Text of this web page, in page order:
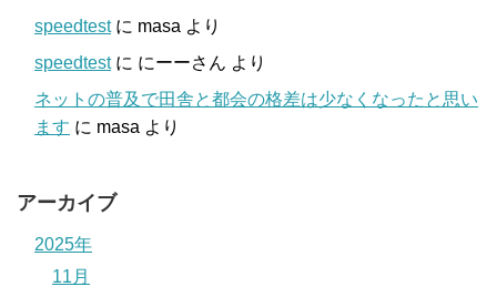
speedtestに masa より
speedtestに にーーさん より
ネットの普及で田舎と都会の格差は少なくなったと思い
ます に masa より
アーカイブ
2025年
11月